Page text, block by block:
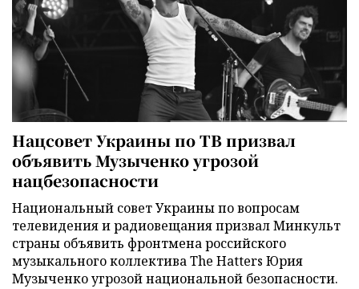
Нацсовет Украины по ТВ призвал
объявить Музыченко угрозой
нацбезопасности
Национальный совет Украины по вопросам
телевидения и радиовещания призвал Минкульт
страны объявить фронтмена российского
музыкального коллектива The Hatters Юрия
Музыченко угрозой национальной безопасности.